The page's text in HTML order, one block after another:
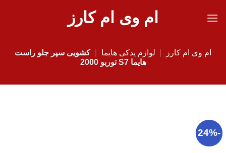
ام وی ام کارز
ام وی ام کارز لوازم یدکی هایما
کشویی سپر جلو راست
هایما S7 توربو 2000
-24%